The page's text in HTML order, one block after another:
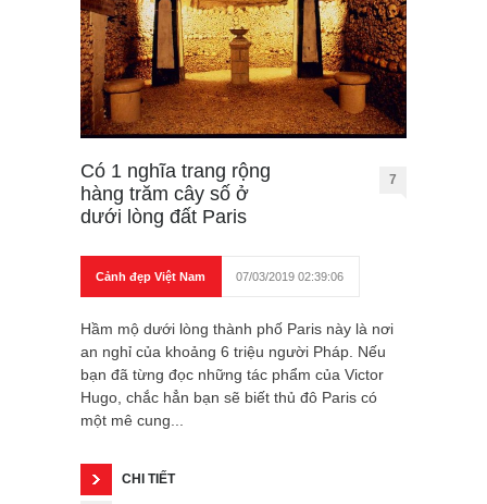
Có 1 nghĩa trang rộng
hàng trăm cây số ở
dưới lòng đất Paris
7
Cảnh đẹp Việt Nam 07/03/2019 02:39:06
Hầm mộ dưới lòng thành phố Paris này là nơi
an nghỉ của khoảng 6 triệu người Pháp. Nếu
bạn đã từng đọc những tác phẩm của Victor
Hugo, chắc hẳn bạn sẽ biết thủ đô Paris có
một mê cung...
CHI TIẾT